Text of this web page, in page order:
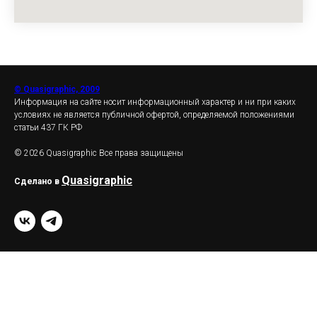
© Quasigraphic, 2009
Информация на сайте носит информационный характер и ни при каких
условиях не является публичной офертой, определяемой положениями
статьи 437 ГК РФ
© 2026 Quasigraphic Все права защищены
Сделано в Quasigraphic